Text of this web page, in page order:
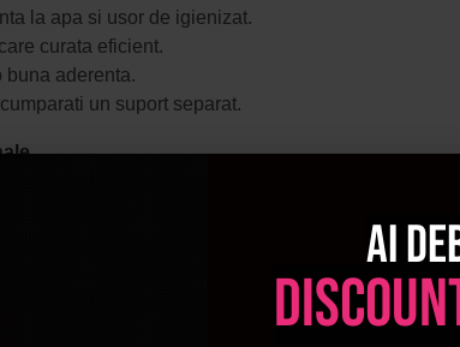
la apa si usor de igienizat.
curata eficient.
buna aderenta.
un suport separat.
Ai